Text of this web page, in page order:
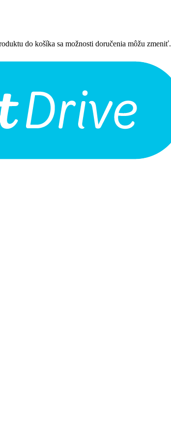
do košíka sa možnosti doručenia môžu zmeniť.